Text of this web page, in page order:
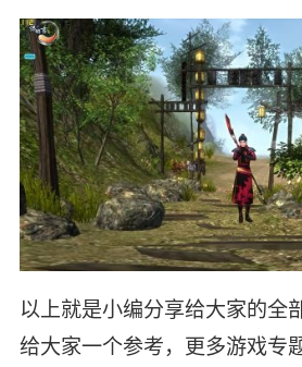
以上就是小编分享给大家的全
给大家一个参考，更多游戏专